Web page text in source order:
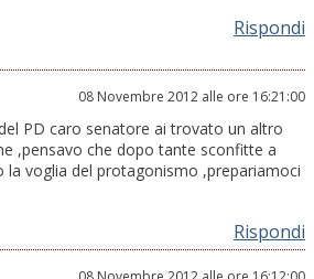
Rispondi
08 Novembre 2012 alle ore 16:21:00
PD caro senatore ai trovato un altro
,pensavo che dopo tante sconfitte a
la voglia del protagonismo ,prepariamoci
Rispondi